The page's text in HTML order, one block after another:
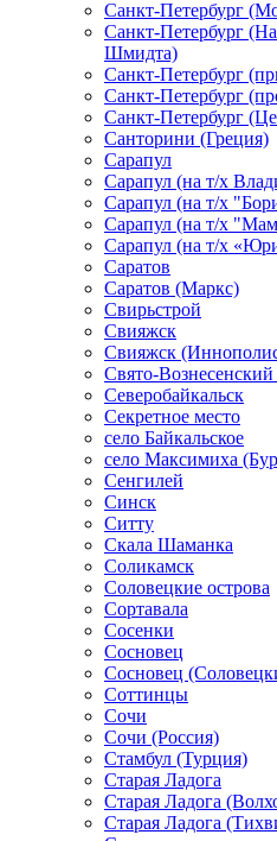
Санкт-Петербург
Санкт-Петербург
Шмидта)
Санкт-Петербург
Санкт-Петербург
Санкт-Петербург
Санторини (Греция)
Сарапул
Сарапул (на т/х
Сарапул (на т/х
Сарапул (на т/х
Сарапул (на т/х
Саратов
Саратов (Маркс)
Свирьстрой
Свияжск
Свияжск
Свято-
Северобайкальск
Секретное место
село Байкальское
село Максимиха
Сенгилей
Синск
Ситту
Скала Шаманка
Соликамск
Соловецкие острова
Сортавала
Сосенки
Сосновец
Сосновец
Соттинцы
Сочи
Сочи (Россия)
Стамбул (Турция)
Старая Ладога
Старая Ладога
Старая Ладога